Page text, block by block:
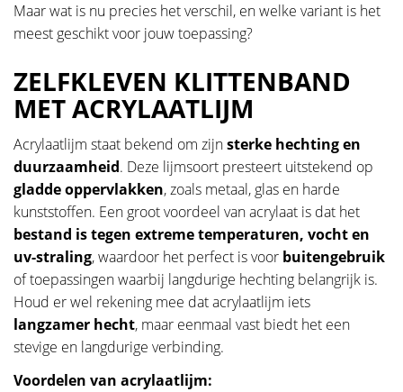
Maar wat is nu precies het verschil, en welke variant is het
meest geschikt voor jouw toepassing?
ZELFKLEVEN KLITTENBAND
MET ACRYLAATLIJM
Acrylaatlijm staat bekend om zijnsterke hechting en
duurzaamheid. Deze lijmsoort presteert uitstekend op
gladde oppervlakken, zoals metaal, glas en harde
kunststoffen. Een groot voordeel van acrylaat is dat het
bestand is tegen extreme temperaturen, vocht en
uv-straling, waardoor het perfect is voor buitengebruik
of toepassingen waarbij langdurige hechting belangrijk is.
Houd er wel rekening mee dat acrylaatlijm iets
langzamer hecht, maar eenmaal vast biedt het een
stevige en langdurige verbinding.
Voordelen van acrylaatlijm: